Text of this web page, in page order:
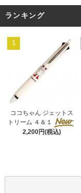
ランキング
1
ココちゃん ジェットス
トリーム ４＆１
2,200円(税込)